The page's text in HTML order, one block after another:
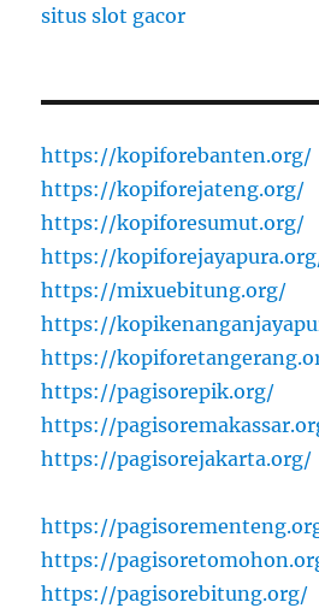
situs slot gacor
https://kopiforebanten.org/
https://kopiforejateng.org/
https://kopiforesumut.org/
https://
https://mixuebitung.org/
https://
https://
https://pagisorepik.org/
https://
https://pagisorejakarta.org/
https://
https://
https://pagisorebitung.org/